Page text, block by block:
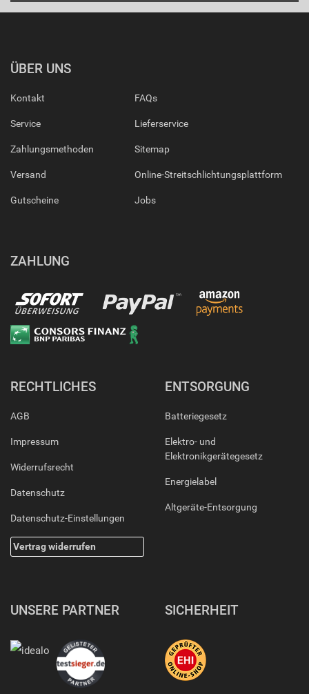
ÜBER UNS
Kontakt
Service
Zahlungsmethoden
Versand
Gutscheine
FAQs
Lieferservice
Sitemap
Online-Streitschlichtungsplattform
Jobs
ZAHLUNG
RECHTLICHES
AGB
Impressum
Widerrufsrecht
Datenschutz
Datenschutz-Einstellungen
Vertrag widerrufen
ENTSORGUNG
Batteriegesetz
Elektro- und
Elektronikgerätegesetz
Energielabel
Altgeräte-Entsorgung
UNSERE PARTNER SICHERHEIT